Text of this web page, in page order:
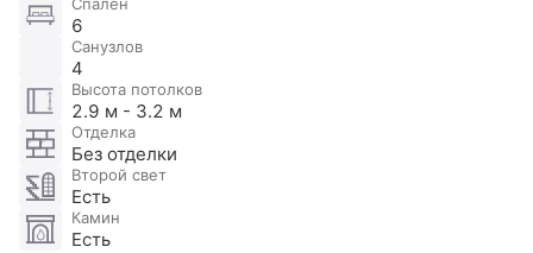
Спален
6
Санузлов
4
Высота потолков
2.9 м - 3.2 м
Отделка
Без отделки
Второй свет
Есть
Камин
Есть